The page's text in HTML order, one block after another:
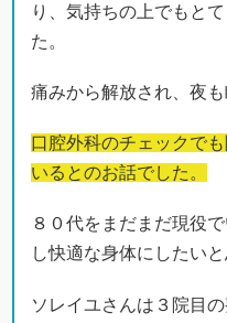
り、気持ちの上でもと
た。
痛みから解放され、夜
口腔外科のチェックで
いるとのお話でした。
８０代をまだまだ現役
し快適な身体にしたいと
ソレイユさんは３院目